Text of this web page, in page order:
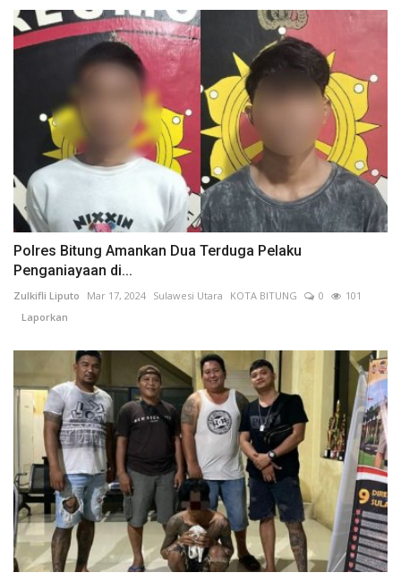
Polres Bitung Amankan Dua Terduga Pelaku
Penganiayaan di...
Zulkifli Liputo Mar 17, 2024 Sulawesi Utara KOTA BITUNG 0
101
Laporkan